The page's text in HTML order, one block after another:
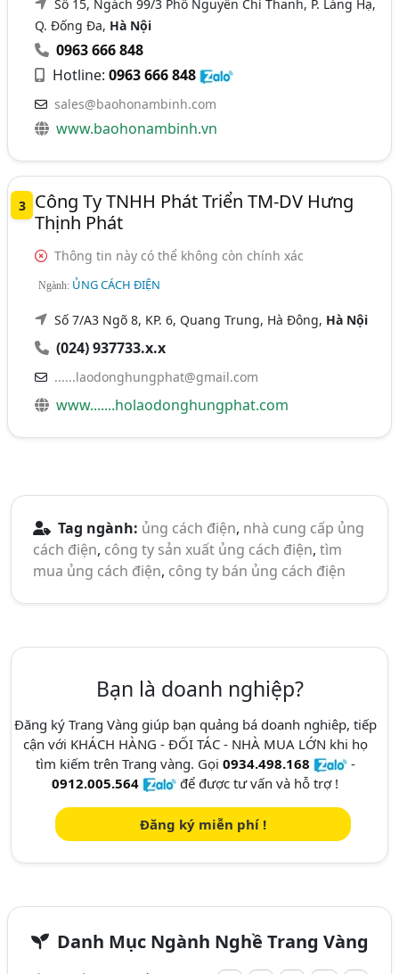
Số 15, Ngách 99/3 Phố Nguyễn Chí Thanh, P. Láng Hạ,
Q. Đống Đa, Hà Nội
0963 666 848
Hotline:0963 666 848
sales@baohonambinh.com
www.baohonambinh.vn
3
Công Ty TNHH Phát Triển TM-DV Hưng
Thịnh Phát
Thông tin này có thể không còn chính xác
Ngành: ỦNG CÁCH ĐIỆN
Số 7/A3 Ngõ 8, KP. 6, Quang Trung, Hà Đông, Hà Nội
(024) 937733.x.x
......laodonghungphat@gmail.com
www.......holaodonghungphat.com
Tag ngành: ủng cách điện, nhà cung cấp ủng
cách điện, công ty sản xuất ủng cách điện, tìm
mua ủng cách điện, công ty bán ủng cách điện
Bạn là doanh nghiệp?
Đăng ký Trang Vàng giúp bạn quảng bá doanh nghiêp, tiếp
cận với KHÁCH HÀNG - ĐỐI TÁC - NHÀ MUA LỚN khi họ
tìm kiếm trên Trang vàng. Gọi 0934.498.168
-
0912.005.564
để được tư vấn và hỗ trợ !
Đăng ký miễn phí !
Danh Mục Ngành Nghề Trang Vàng